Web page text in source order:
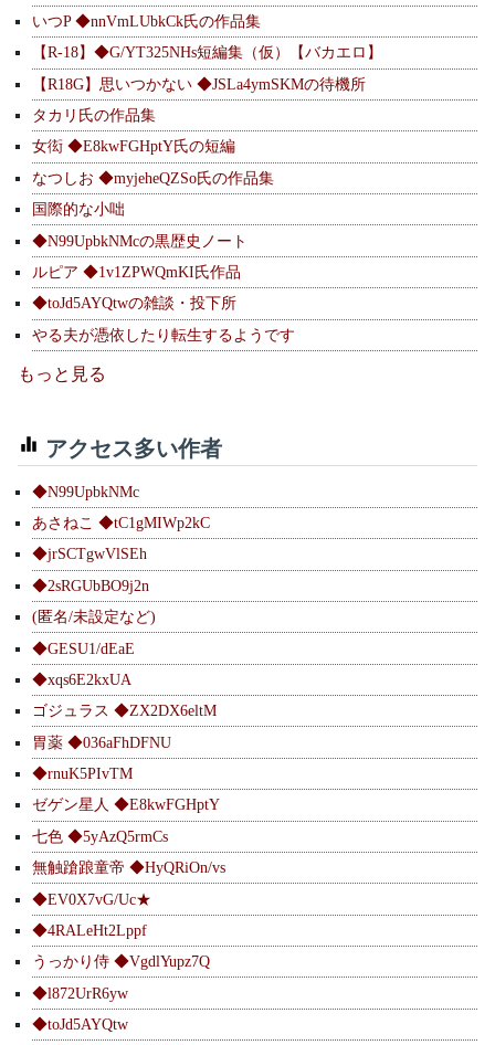
いつP ◆nnVmLUbkCk氏の作品集
【R-18】◆G/YT325NHs短編集（仮）【バカエロ】
【R18G】思いつかない ◆JSLa4ymSKMの待機所
タカリ氏の作品集
女衒 ◆E8kwFGHptY氏の短編
なつしお ◆myjeheQZSo氏の作品集
国際的な小咄
◆N99UpbkNMcの黒歴史ノート
ルピア ◆1v1ZPWQmKI氏作品
◆toJd5AYQtwの雑談・投下所
やる夫が憑依したり転生するようです
もっと見る
アクセス多い作者
◆N99UpbkNMc
あさねこ ◆tC1gMIWp2kC
◆jrSCTgwVlSEh
◆2sRGUbBO9j2n
(匿名/未設定など)
◆GESU1/dEaE
◆xqs6E2kxUA
ゴジュラス ◆ZX2DX6eltM
胃薬 ◆036aFhDFNU
◆rnuK5PIvTM
ゼゲン星人 ◆E8kwFGHptY
七色 ◆5yAzQ5rmCs
無触蹌踉童帝 ◆HyQRiOn/vs
◆EV0X7vG/Uc★
◆4RALeHt2Lppf
うっかり侍 ◆VgdlYupz7Q
◆l872UrR6yw
◆toJd5AYQtw